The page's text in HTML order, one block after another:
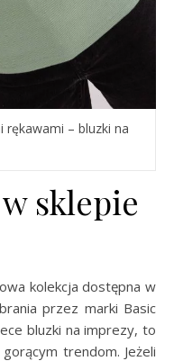
rękawami – bluzki na
sklepie
kolekcja dostępna w
przez marki Basic
bluzki na imprezy, to
trendom. Jeżeli